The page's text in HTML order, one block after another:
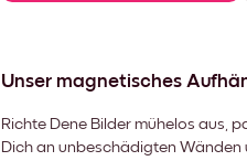
Unser magnetisches
Richte Dene Bilder mühelos aus,
Dich an unbeschädigten Wänden